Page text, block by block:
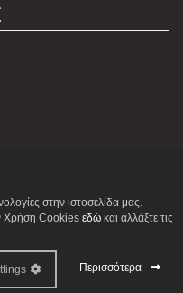
όρους χρήσης και την
στην ιστοσελίδα μας.
Χρήση Cookies εδώ και αλλάξτε τις
Περισσότερα